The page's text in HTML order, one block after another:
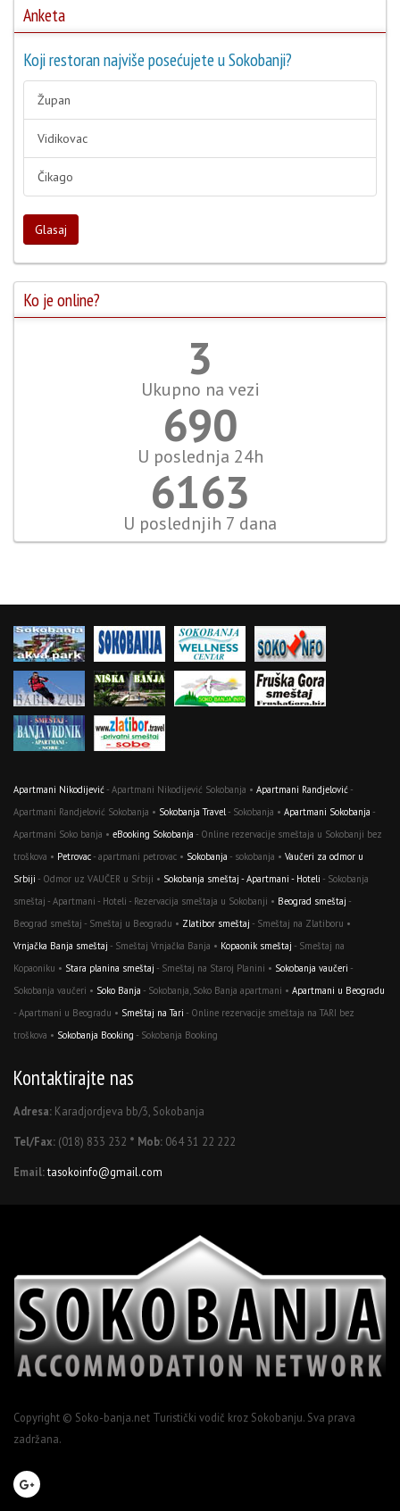
Anketa
Koji restoran najviše posećujete u Sokobanji?
Župan
Vidikovac
Čikago
Glasaj
Ko je online?
4
Ukupno na vezi
796
U poslednja 24h
7111
U poslednjih 7 dana
Apartmani Nikodijević- Apartmani Nikodijević Sokobanja • Apartmani Randjelović-
Apartmani Randjelović Sokobanja • Sokobanja Travel - Sokobanja • Apartmani Sokobanja -
Apartmani Soko banja • eBooking Sokobanja - Online rezervacije smeštaja u Sokobanji bez
troškova • Petrovac- apartmani petrovac • Sokobanja - sokobanja • Vaučeri za odmor u
Srbiji - Odmor uz VAUČER u Srbiji • Sokobanja smeštaj - Apartmani - Hoteli - Sokobanja
smeštaj - Apartmani - Hoteli - Rezervacija smeštaja u Sokobanji • Beograd smeštaj -
Beograd smeštaj - Smeštaj u Beogradu • Zlatibor smeštaj - Smeštaj na Zlatiboru •
Vrnjačka Banja smeštaj - Smeštaj Vrnjačka Banja • Kopaonik smeštaj - Smeštaj na
Kopaoniku • Stara planina smeštaj - Smeštaj na Staroj Planini • Sokobanja vaučeri -
Sokobanja vaučeri • Soko Banja - Sokobanja, Soko Banja apartmani • Apartmani u Beogradu
- Apartmani u Beogradu • Smeštaj na Tari - Online rezervacije smeštaja na TARI bez
troškova • Sokobanja Booking - Sokobanja Booking
Kontaktirajte nas
Adresa: Karadjordjeva bb/3, Sokobanja
Tel/Fax: (018) 833 232 * Mob: 064 31 22 222
Email:tasokoinfo@gmail.com
Copyright © Soko-banja.net Turistički vodič kroz Sokobanju. Sva prava
zadržana.